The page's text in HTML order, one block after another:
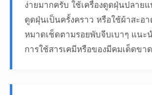
ง่ายมากครับ ใช้เครื่องดูดฝุ่นปลาย
ดูดฝุ่นเป็นครั้งคราว หรือใช้ผ้าสะอ
หมาดเช็ดตามรอยพับจีบเบาๆ แนะ
การใช้สารเคมีหรือของมีคมเด็ดขา